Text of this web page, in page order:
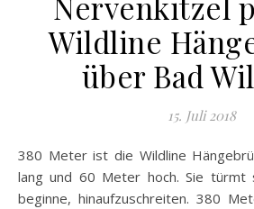
Wildline
über Bad
15. Juli 2018
380 Meter ist die Wildline Hängebrücke bei Bad Wildbad
lang und 60 Meter hoch. Sie türmt
beginne, hinaufzuschreiten. 380